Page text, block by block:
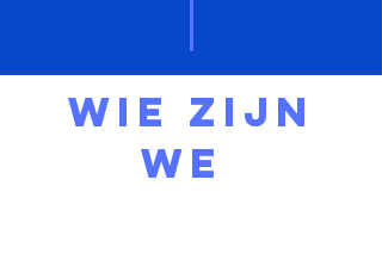
Wie zijn
we